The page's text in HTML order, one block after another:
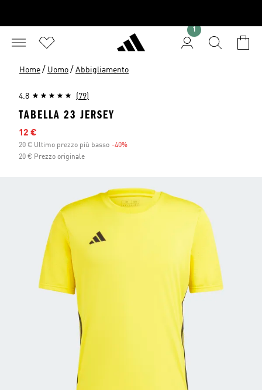
1
Home / Uomo / Abbigliamento
4.8 (79)
TABELLA 23 JERSEY
Prezzo scontato
12 €
20 € Ultimo prezzo più basso -40%
20 € Prezzo originale